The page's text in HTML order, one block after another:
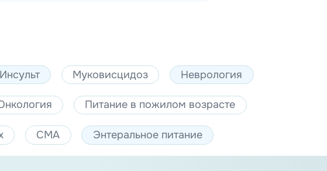
Инсульт Муковисцидоз Неврология
Питание в пожилом возрасте
СМА Энтеральное питание